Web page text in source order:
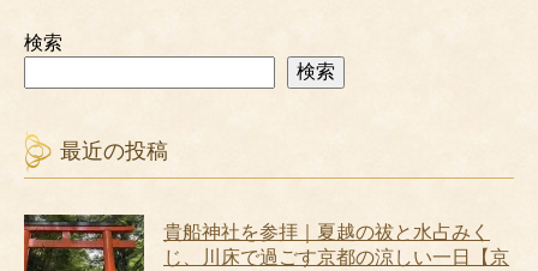
検索
検索
最近の投稿
貴船神社を参拝｜夏越の祓と水占みく
じ、川床で過ごす京都の涼しい一日【京